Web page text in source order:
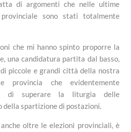
di argomenti che nelle ultime
sono stati totalmente
che mi hanno spinto proporre la
una candidatura partita dal basso,
piccole e grandi città della nostra
provincia che evidentemente
di superare la liturgia delle
della spartizione di postazioni.
oltre le elezioni provinciali, è